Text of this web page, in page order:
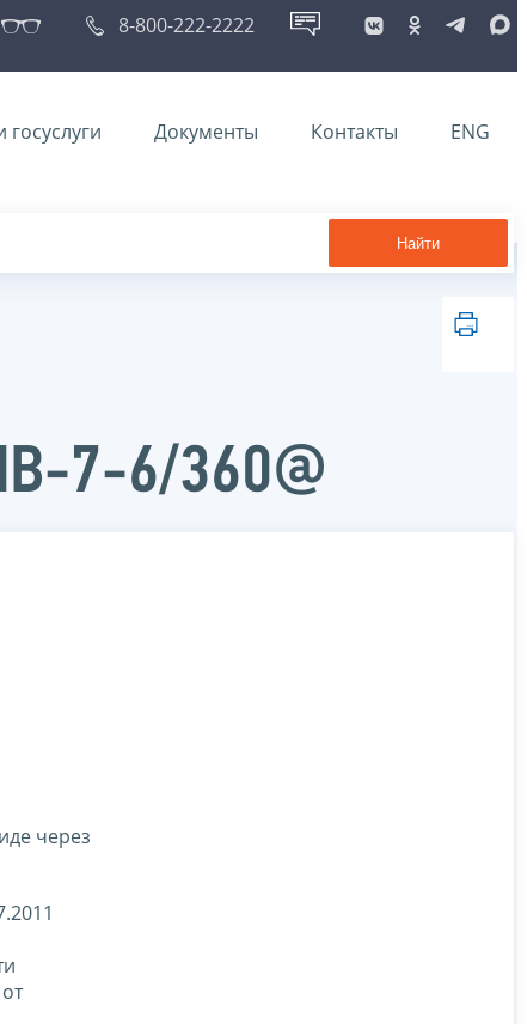
8-800-222-2222
Документы Контакты ENG
Найти
7-6/360@
через